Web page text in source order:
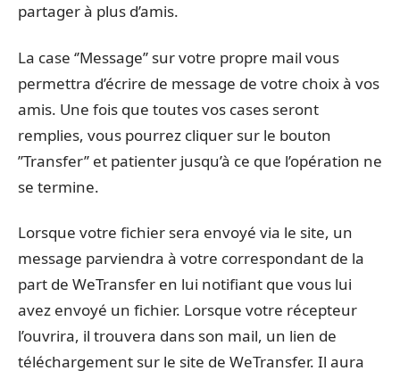
partager à plus d’amis.
La case ‘’Message’’ sur votre propre mail vous
permettra d’écrire de message de votre choix à vos
amis. Une fois que toutes vos cases seront
remplies, vous pourrez cliquer sur le bouton
’’Transfer’’ et patienter jusqu’à ce que l’opération ne
se termine.
Lorsque votre fichier sera envoyé via le site, un
message parviendra à votre correspondant de la
part de WeTransfer en lui notifiant que vous lui
avez envoyé un fichier. Lorsque votre récepteur
l’ouvrira, il trouvera dans son mail, un lien de
téléchargement sur le site de WeTransfer. Il aura